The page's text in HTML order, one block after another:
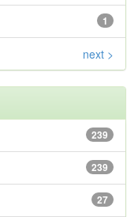
1
next >
239
239
27